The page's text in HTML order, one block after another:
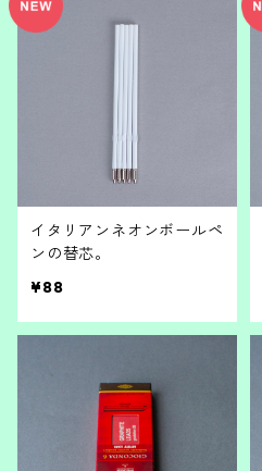
イタリアンネオンボールペ
ンの替芯。
¥88